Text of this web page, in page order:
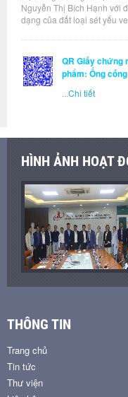
Nguyễn Thị Bích Hạnh với
dạng của đất loại sét yếu
QR Giấy chứng
phẩm: Ống
Chi tiết
HÌNH ẢNH HOẠT
THÔNG TIN
Trang chủ
Tin tức
Thư viện